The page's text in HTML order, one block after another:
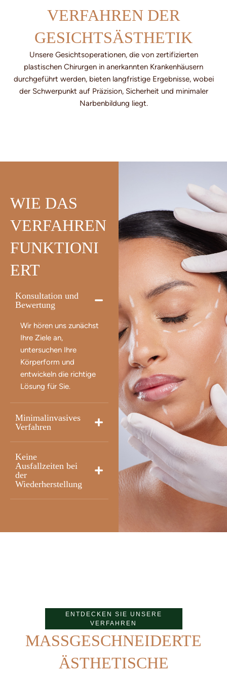
VERFAHREN DER
GESICHTSÄSTHETIK
Unsere Gesichtsoperationen, die von zertifizierten
plastischen Chirurgen in anerkannten Krankenhäusern
durchgeführt werden, bieten langfristige Ergebnisse, wobei
der Schwerpunkt auf Präzision, Sicherheit und minimaler
Narbenbildung liegt.
WIE DAS
VERFAHREN
FUNKTIONI
ERT
Konsultation und
Bewertung
Wir hören uns zunächst
Ihre Ziele an,
untersuchen Ihre
Körperform und
entwickeln die richtige
Lösung für Sie.
Minimalinvasives
Verfahren
Keine
Ausfallzeiten bei
der
Wiederherstellung
ENTDECKEN SIE UNSERE
VERFAHREN
MASSGESCHNEIDERTE
ÄSTHETISCHE